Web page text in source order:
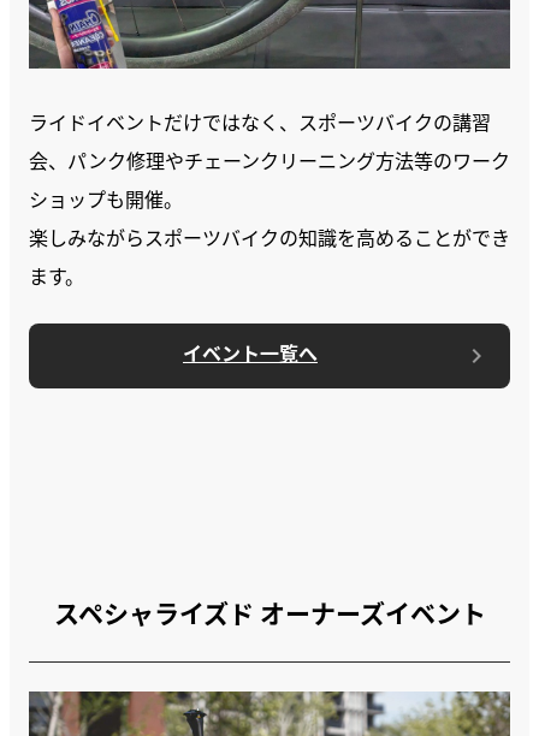
ライドイベントだけではなく、スポーツバイクの講習
会、パンク修理やチェーンクリーニング方法等のワーク
ショップも開催。
楽しみながらスポーツバイクの知識を高めることができ
ます。
イベント一覧へ
スペシャライズド オーナーズイベント